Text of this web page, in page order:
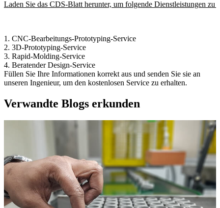
Laden Sie das CDS-Blatt herunter, um folgende Dienstleistungen zu
1. CNC-Bearbeitungs-Prototyping-Service
2. 3D-Prototyping-Service
3. Rapid-Molding-Service
4. Beratender Design-Service
Füllen Sie Ihre Informationen korrekt aus und senden Sie sie an
unseren Ingenieur, um den kostenlosen Service zu erhalten.
Verwandte Blogs erkunden